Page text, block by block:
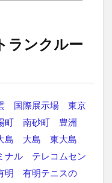
ランクルー
国際展示場
東京
町 南砂町
豊洲
島 大島
東大島
ナル
テレコムセン
明
有明テニスの